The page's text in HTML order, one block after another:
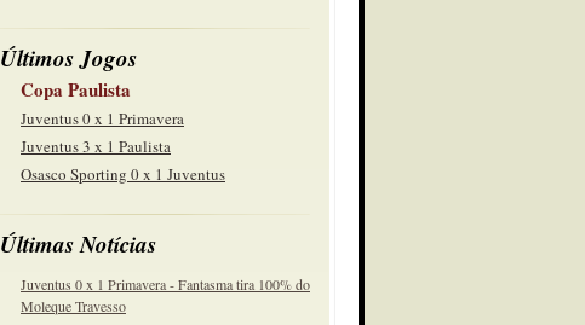
Últimos Jogos
Copa Paulista
Juventus 0 x 1 Primavera
Juventus 3 x 1 Paulista
Osasco Sporting 0 x 1 Juventus
Últimas Notícias
Juventus 0 x 1 Primavera - Fantasma tira 100% do
Moleque Travesso